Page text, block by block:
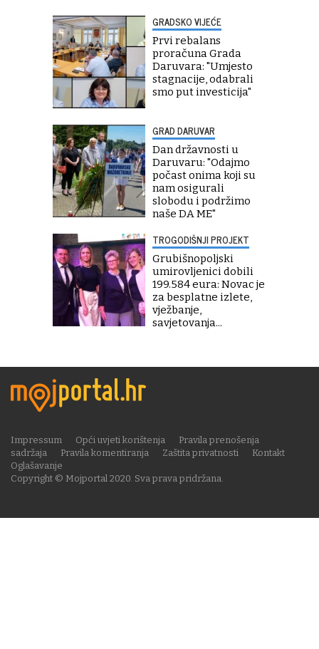
GRADSKO VIJEĆE
Prvi rebalans
proračuna Grada
Daruvara: "Umjesto
stagnacije, odabrali
smo put investicija"
GRAD DARUVAR
Dan državnosti u
Daruvaru: "Odajmo
počast onima koji su
nam osigurali
slobodu i podržimo
naše DA ME"
TROGODIŠNJI PROJEKT
Grubišnopoljski
umirovljenici dobili
199.584 eura: Novac je
za besplatne izlete,
vježbanje,
savjetovanja...
Copyright © Mojportal 2020. Sva prava pridržana.
Impressum Opći uvjeti korištenja
Pravila prenošenja
sadržaja
Pravila komentiranja Zaštita privatnosti
Kontakt
Oglašavanje